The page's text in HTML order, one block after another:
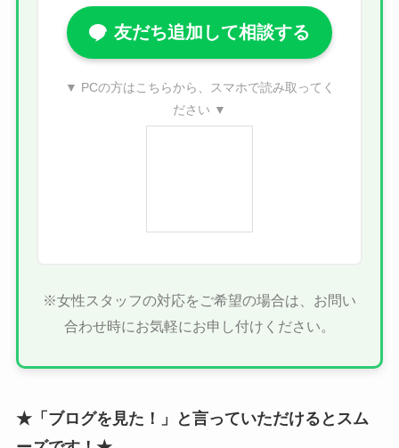
友だち追加して相談する
▼ PCの方はこちらから、スマホで読み取ってく
ださい ▼
※女性スタッフの対応をご希望の場合は、お問い
合わせ時にお気軽にお申し付けください。
★「ブログを見た！」と言っていただけるとスム